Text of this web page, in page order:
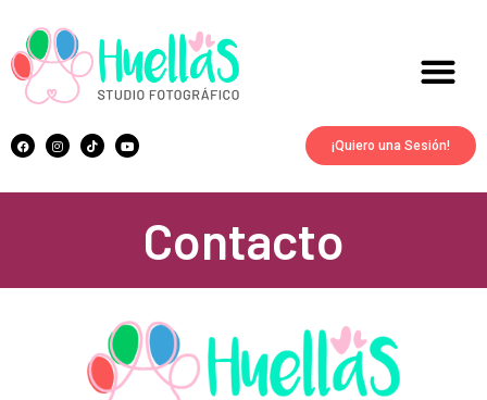
¡Quiero una Sesión!
Contacto